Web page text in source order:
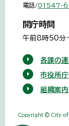
電話/01547-
開庁時間
午前8時50分
各課の連
市役所
組織案内
Copyright © City of